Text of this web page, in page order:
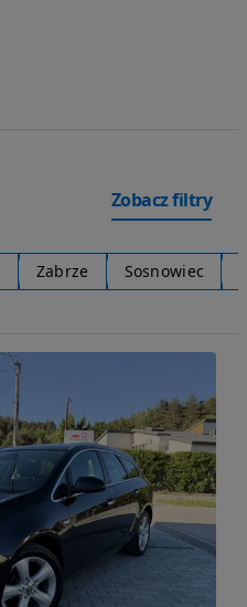
Zobacz filtry
Zabrze Sosnowiec